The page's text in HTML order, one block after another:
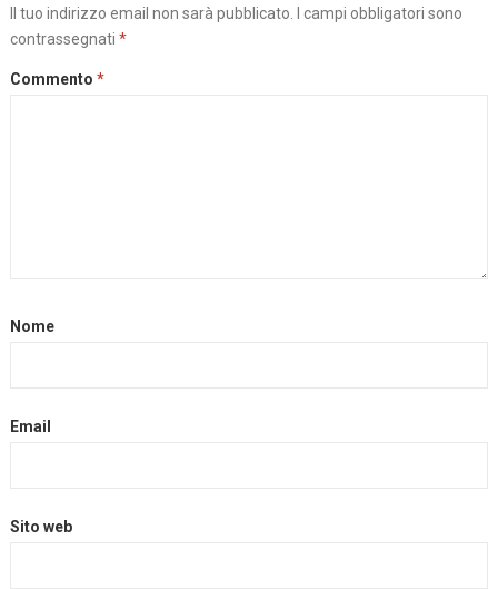
Il tuo indirizzo email non sarà pubblicato.
I campi obbligatori sono
contrassegnati *
Commento *
Nome
Email
Sito web